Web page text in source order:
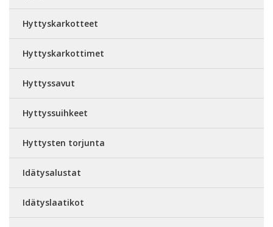
Hyttyskarkotteet
Hyttyskarkottimet
Hyttyssavut
Hyttyssuihkeet
Hyttysten torjunta
Idätysalustat
Idätyslaatikot